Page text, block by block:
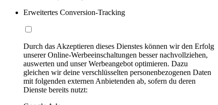
Erweitertes Conversion-Tracking
Durch das Akzeptieren dieses Dienstes können wir den Erfolg
unserer Online-Werbeeinschaltungen besser nachvollziehen,
auswerten und unser Werbeangebot optimieren. Dazu
gleichen wir deine verschlüsselten personenbezogenen Daten
mit folgenden externen Anbietenden ab, sofern du deren
Dienste bereits nutzt: